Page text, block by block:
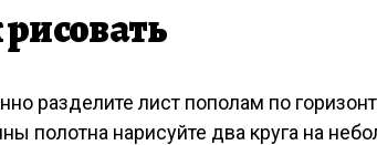
разделите лист пополам по
полотна нарисуйте два круга на